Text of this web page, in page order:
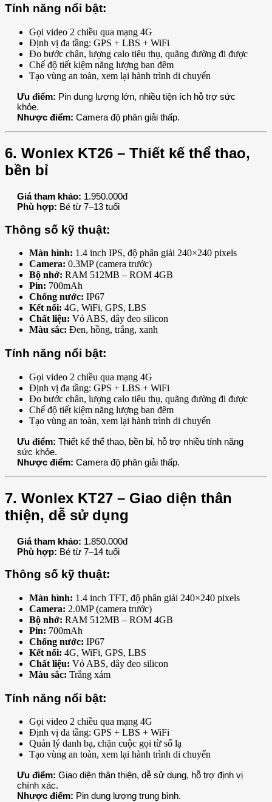
Tính năng nổi bật:
Gọi video 2 chiều qua mạng 4G
Định vị đa tầng: GPS + LBS + WiFi
Đo bước chân, lượng calo tiêu thụ, quãng đường đi được
Chế độ tiết kiệm năng lượng ban đêm
Tạo vùng an toàn, xem lại hành trình di chuyển
Ưu điểm: Pin dung lượng lớn, nhiều tiện ích hỗ trợ sức
khỏe.
Nhược điểm: Camera độ phân giải thấp.
6. Wonlex KT26 – Thiết kế thể thao,
bền bỉ
Giá tham khảo: 1.950.000đ
Phù hợp: Bé từ 7–13 tuổi
Thông số kỹ thuật:
Màn hình: 1.4 inch IPS, độ phân giải 240×240 pixels
Camera: 0.3MP (camera trước)
Bộ nhớ: RAM 512MB – ROM 4GB
Pin: 700mAh
Chống nước: IP67
Kết nối: 4G, WiFi, GPS, LBS
Chất liệu: Vỏ ABS, dây đeo silicon
Màu sắc: Đen, hồng, trắng, xanh
Tính năng nổi bật:
Gọi video 2 chiều qua mạng 4G
Định vị đa tầng: GPS + LBS + WiFi
Đo bước chân, lượng calo tiêu thụ, quãng đường đi được
Chế độ tiết kiệm năng lượng ban đêm
Tạo vùng an toàn, xem lại hành trình di chuyển
Ưu điểm: Thiết kế thể thao, bền bỉ, hỗ trợ nhiều tính năng
sức khỏe.
Nhược điểm: Camera độ phân giải thấp.
7. Wonlex KT27 – Giao diện thân
thiện, dễ sử dụng
Giá tham khảo: 1.850.000đ
Phù hợp: Bé từ 7–14 tuổi
Thông số kỹ thuật:
Màn hình: 1.4 inch TFT, độ phân giải 240×240 pixels
Camera: 2.0MP (camera trước)
Bộ nhớ: RAM 512MB – ROM 4GB
Pin: 700mAh
Chống nước: IP67
Kết nối: 4G, WiFi, GPS, LBS
Chất liệu: Vỏ ABS, dây đeo silicon
Màu sắc: Trắng xám
Tính năng nổi bật:
Gọi video 2 chiều qua mạng 4G
Định vị đa tầng: GPS + LBS + WiFi
Quản lý danh bạ, chặn cuộc gọi từ số lạ
Tạo vùng an toàn, xem lại hành trình di chuyển
Ưu điểm: Giao diện thân thiện, dễ sử dụng, hỗ trợ định vị
chính xác.
Nhược điểm: Pin dung lượng trung bình.